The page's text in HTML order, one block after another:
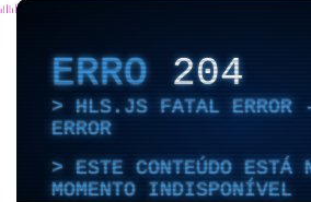
ERRO204
HLS.JS FATAL ERROR -
ERROR
ESTE CONTEÚDO ESTÁ
MOMENTO INDISPONÍVEL